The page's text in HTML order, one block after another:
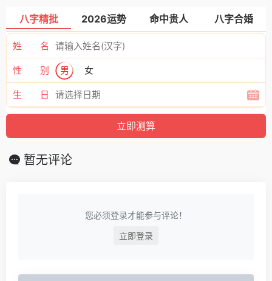
八字精批 2026运势 命中贵人 八字合婚
姓 名
性 别 男 女
生 日
暂无评论
您必须登录才能参与评论！
立即登录